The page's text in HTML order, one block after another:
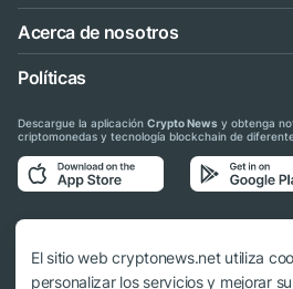
Acerca de nosotros
Políticas
Descargue la aplicación Crypto News y obtenga
criptomonedas y tecnología blockchain de
Síganos en las redes sociales
El sitio web cryptonews.net utiliza
personalizar los servicios y mejorar